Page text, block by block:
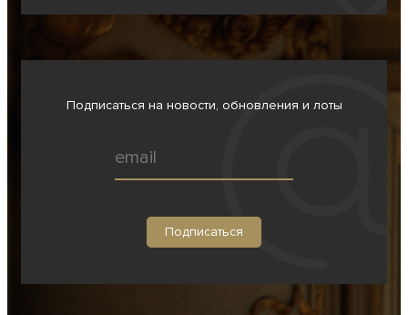
Подписаться на новости, обновления и лоты